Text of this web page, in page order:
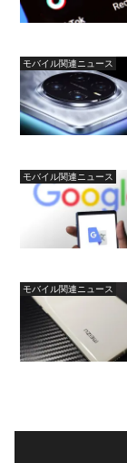
モバイル関連ニュース
モバイル関連ニュース
モバイル関連ニュース